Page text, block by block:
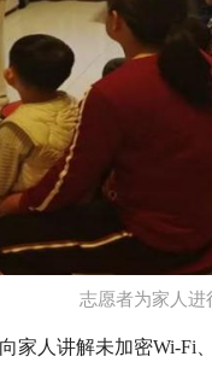
志愿者为家人进
家人讲解未加密Wi-Fi